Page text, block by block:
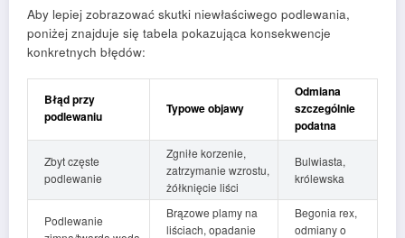
Aby lepiej zobrazować skutki niewłaściwego podlewania,
poniżej znajduje się tabela pokazująca konsekwencje
konkretnych błędów:
Błąd przy
podlewaniu
Typowe objawy
Odmiana
szczególnie
podatna
Zbyt częste
podlewanie
Zgniłe korzenie,
zatrzymanie wzrostu,
żółknięcie liści
Bulwiasta,
królewska
Podlewanie
Brązowe plamy na
liściach, opadanie
Begonia rex,
odmiany o